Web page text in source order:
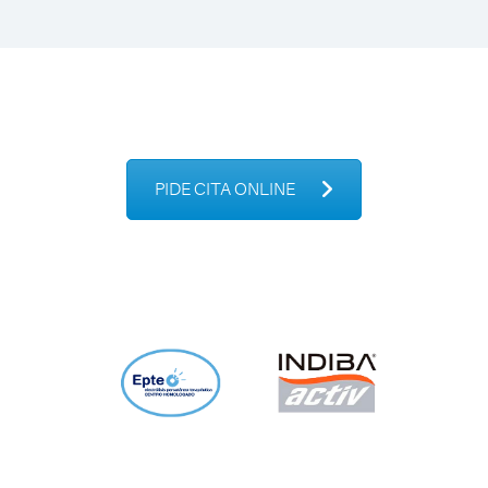
PIDE CITA ONLINE